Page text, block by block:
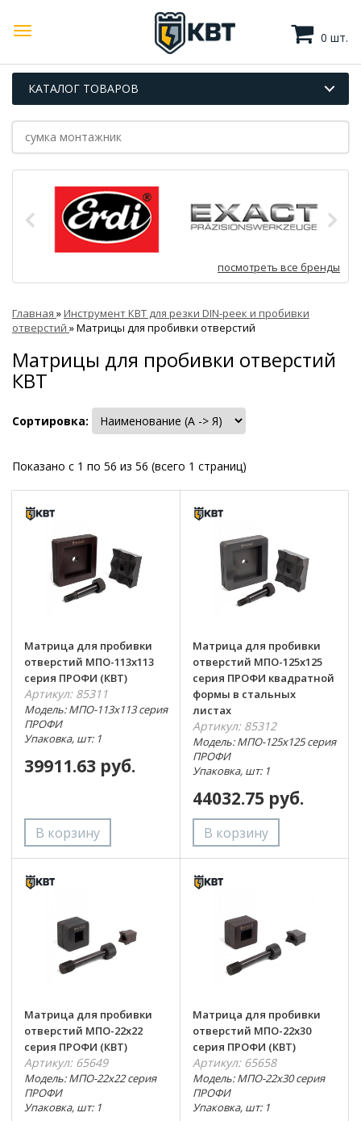
0 шт.
КАТАЛОГ ТОВАРОВ
посмотреть все бренды
Главная »Инструмент КВТ для резки DIN-реек и пробивки
отверстий »Матрицы для пробивки отверстий
Матрицы для пробивки отверстий
КВТ
Сортировка:
Показано с 1 по 56 из 56 (всего 1 страниц)
Матрица для пробивки
отверстий МПО-113х113
серия ПРОФИ (КВТ)
Артикул: 85311
Модель: МПО-113х113 серия
ПРОФИ
Упаковка, шт: 1
39911.63 руб.
Матрица для пробивки
отверстий МПО-125х125
серия ПРОФИ квадратной
формы в стальных
листах
Артикул: 85312
Модель: МПО-125х125 серия
ПРОФИ
Упаковка, шт: 1
44032.75 руб.
Матрица для пробивки
отверстий МПО-22х22
серия ПРОФИ (КВТ)
Артикул: 65649
Модель: МПО-22х22 серия
ПРОФИ
Упаковка, шт: 1
Матрица для пробивки
отверстий МПО-22х30
серия ПРОФИ (КВТ)
Артикул: 65658
Модель: МПО-22х30 серия
ПРОФИ
Упаковка, шт: 1